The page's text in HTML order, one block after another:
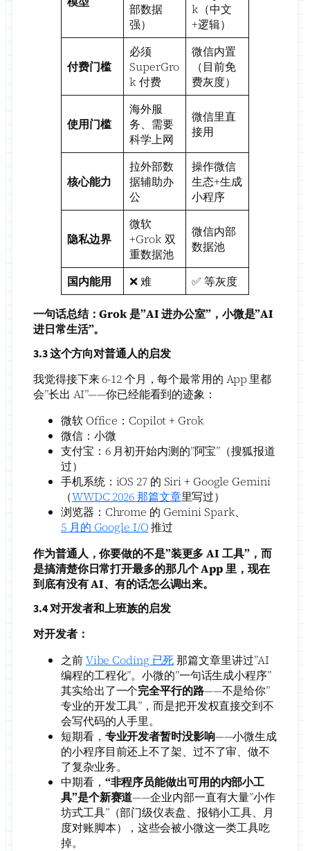
部数据
强）
k（中文
+逻辑）
付费门槛
必须
SuperGro
k 付费
微信内置
（目前免
费灰度）
使用门槛
海外服
务、需要
科学上网
微信里直
接用
核心能力
拉外部数
据辅助办
公
操作微信
生态+生成
小程序
隐私边界
微软
+Grok 双
重数据池
微信内部
数据池
国内能用 ❌ 难 ✅ 等灰度
一句话总结：Grok 是”AI 进办公室”，小微是”AI
进日常生活”。
3.3 这个方向对普通人的启发
我觉得接下来 6-12 个月，每个最常用的 App 里都
会”长出 AI”——你已经能看到的迹象：
微软 Office：Copilot + Grok
微信：小微
支付宝：6 月初开始内测的”阿宝”（搜狐报道
过）
手机系统：iOS 27 的 Siri + Google Gemini
（WWDC 2026 那篇文章里写过）
浏览器：Chrome 的 Gemini Spark、
5 月的 Google I/O推过
作为普通人，你要做的不是”装更多 AI 工具”，而
是搞清楚你日常打开最多的那几个 App 里，现在
到底有没有 AI、有的话怎么调出来。
3.4 对开发者和上班族的启发
对开发者：
之前Vibe Coding 已死那篇文章里讲过”AI
编程的工程化”。小微的”一句话生成小程序”
其实给出了一个完全平行的路——不是给你”
专业的开发工具”，而是把开发权直接交到不
会写代码的人手里。
短期看， 专业开发者暂时没影响——小微生成
的小程序目前还上不了架、过不了审、做不
了复杂业务。
中期看， “非程序员能做出可用的内部小工
具”是个新赛道——企业内部一直有大量”小作
坊式工具”（部门级仪表盘、报销小工具、月
度对账脚本），这些会被小微这一类工具吃
掉。